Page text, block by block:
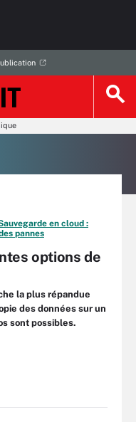
en cloud :
pannes
options de
la plus répandue
des données sur un
sont possibles.